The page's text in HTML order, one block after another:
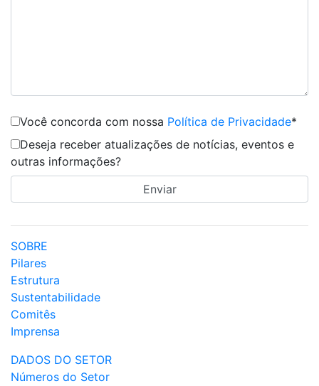
Você concorda com nossa Política de Privacidade*
Deseja receber atualizações de notícias, eventos e
outras informações?
SOBRE
Pilares
Estrutura
Sustentabilidade
Comitês
Imprensa
DADOS DO SETOR
Números do Setor